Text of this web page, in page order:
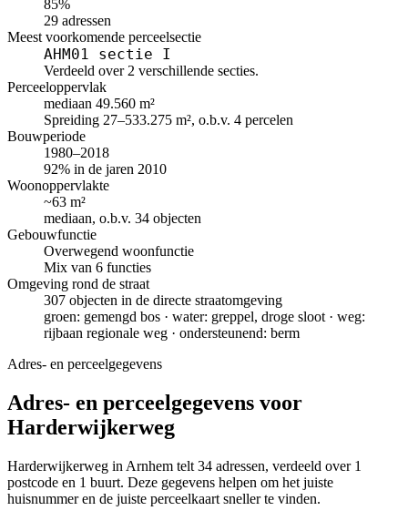
85%
29 adressen
Meest voorkomende perceelsectie
AHM01 sectie I
Verdeeld over 2 verschillende secties.
Perceeloppervlak
mediaan 49.560 m²
Spreiding 27–533.275 m², o.b.v. 4 percelen
Bouwperiode
1980–2018
92% in de jaren 2010
Woonoppervlakte
~63 m²
mediaan, o.b.v. 34 objecten
Gebouwfunctie
Overwegend woonfunctie
Mix van 6 functies
Omgeving rond de straat
307 objecten in de directe straatomgeving
groen: gemengd bos · water: greppel, droge sloot · weg:
rijbaan regionale weg · ondersteunend: berm
Adres- en perceelgegevens
Adres- en perceelgegevens voor
Harderwijkerweg
Harderwijkerweg in Arnhem telt 34 adressen, verdeeld over 1
postcode en 1 buurt. Deze gegevens helpen om het juiste
huisnummer en de juiste perceelkaart sneller te vinden.